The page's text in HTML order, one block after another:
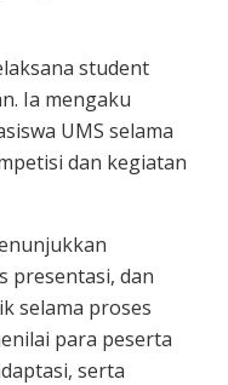
student
Ia mengaku
UMS selama
dan kegiatan
presentasi, dan
selama proses
para peserta
serta